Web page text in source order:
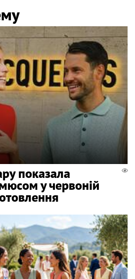
показала
у червоній